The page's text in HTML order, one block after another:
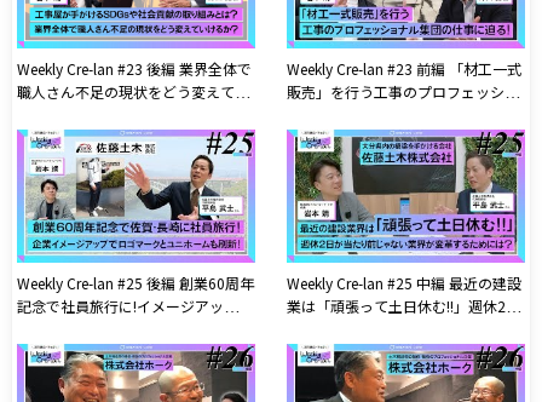
Weekly Cre-lan #23 後編 業界全体で
職人さん不足の現状をどう変えてい
Weekly Cre-lan #23 前編 「材工一式
販売」を行う工事のプロフェッショ
Weekly Cre-lan #25 後編 創業60周年
記念で社員旅行に!イメージアップに
トし続ける建設会社!! 佐藤土木株式
Weekly Cre-lan #25 中編 最近の建設
業は「頑張って土日休む!!」週休2日
するためには？ 佐藤土木株式会社